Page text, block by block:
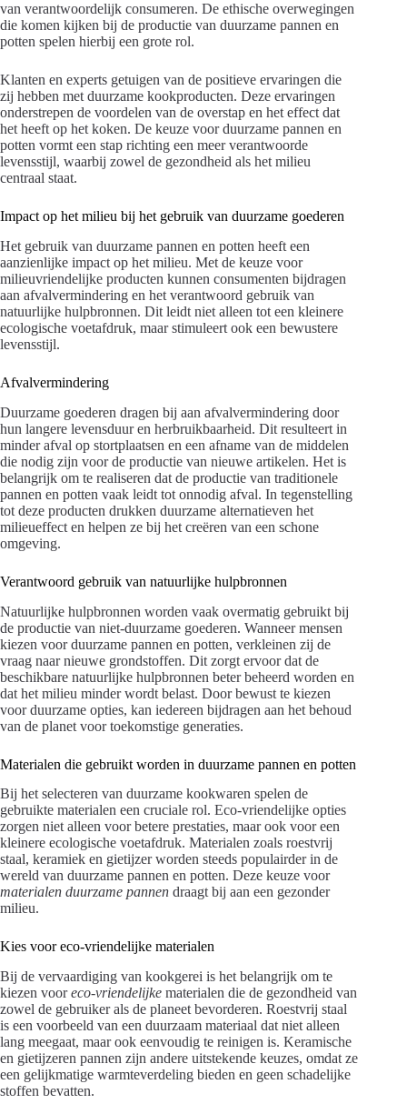
van verantwoordelijk consumeren. De ethische overwegingen
die komen kijken bij de productie van duurzame pannen en
potten spelen hierbij een grote rol.
Klanten en experts getuigen van de positieve ervaringen die
zij hebben met duurzame kookproducten. Deze ervaringen
onderstrepen de voordelen van de overstap en het effect dat
het heeft op het koken. De keuze voor duurzame pannen en
potten vormt een stap richting een meer verantwoorde
levensstijl, waarbij zowel de gezondheid als het milieu
centraal staat.
Impact op het milieu bij het gebruik van duurzame goederen
Het gebruik van duurzame pannen en potten heeft een
aanzienlijke impact op het milieu. Met de keuze voor
milieuvriendelijke producten kunnen consumenten bijdragen
aan afvalvermindering en het verantwoord gebruik van
natuurlijke hulpbronnen. Dit leidt niet alleen tot een kleinere
ecologische voetafdruk, maar stimuleert ook een bewustere
levensstijl.
Afvalvermindering
Duurzame goederen dragen bij aan afvalvermindering door
hun langere levensduur en herbruikbaarheid. Dit resulteert in
minder afval op stortplaatsen en een afname van de middelen
die nodig zijn voor de productie van nieuwe artikelen. Het is
belangrijk om te realiseren dat de productie van traditionele
pannen en potten vaak leidt tot onnodig afval. In tegenstelling
tot deze producten drukken duurzame alternatieven het
milieueffect en helpen ze bij het creëren van een schone
omgeving.
Verantwoord gebruik van natuurlijke hulpbronnen
Natuurlijke hulpbronnen worden vaak overmatig gebruikt bij
de productie van niet-duurzame goederen. Wanneer mensen
kiezen voor duurzame pannen en potten, verkleinen zij de
vraag naar nieuwe grondstoffen. Dit zorgt ervoor dat de
beschikbare natuurlijke hulpbronnen beter beheerd worden en
dat het milieu minder wordt belast. Door bewust te kiezen
voor duurzame opties, kan iedereen bijdragen aan het behoud
van de planet voor toekomstige generaties.
Materialen die gebruikt worden in duurzame pannen en potten
Bij het selecteren van duurzame kookwaren spelen de
gebruikte materialen een cruciale rol. Eco-vriendelijke opties
zorgen niet alleen voor betere prestaties, maar ook voor een
kleinere ecologische voetafdruk. Materialen zoals roestvrij
staal, keramiek en gietijzer worden steeds populairder in de
wereld van duurzame pannen en potten. Deze keuze voor
materialen duurzame pannen draagt bij aan een gezonder
milieu.
Kies voor eco-vriendelijke materialen
Bij de vervaardiging van kookgerei is het belangrijk om te
kiezen vooreco-vriendelijke materialen die de gezondheid van
zowel de gebruiker als de planeet bevorderen. Roestvrij staal
is een voorbeeld van een duurzaam materiaal dat niet alleen
lang meegaat, maar ook eenvoudig te reinigen is. Keramische
en gietijzeren pannen zijn andere uitstekende keuzes, omdat ze
een gelijkmatige warmteverdeling bieden en geen schadelijke
stoffen bevatten.